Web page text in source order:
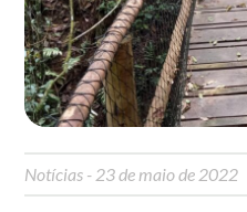
Mapa Ilustrado
Fauna e Flora
Aranhas
Palmeira Juçara
Notícias - 23 de maio de 2022